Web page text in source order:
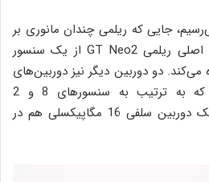
جایی که ریلمی چندان مانوری بر
روی آن انجام نداد. دوربین اصلی ریلمی GT Neo2 از یک سنسور
می‌کند. دو دوربین دیگر نیز دوربین‌های
اولتراواید و ماکرو هستند که به ترتیب به سنسورهای 8 و 2
مگاپیکسلی مجهز شده‌اند. یک دوربین سلفی 16 مگاپیکسلی هم در